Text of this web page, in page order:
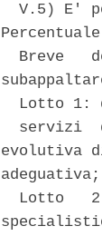
V.5) E'
Breve
Lotto 1:
servizi
evolutiva
Lotto